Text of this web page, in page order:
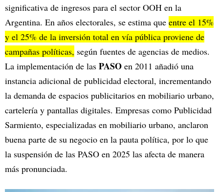
significativa de ingresos para el sector OOH en la
Argentina. En años electorales, se estima que entre el 15%
y el 25% de la inversión total en vía pública proviene de
campañas políticas, según fuentes de agencias de medios.
La implementación de las PASO en 2011 añadió una
instancia adicional de publicidad electoral, incrementando
la demanda de espacios publicitarios en mobiliario urbano,
cartelería y pantallas digitales. Empresas como Publicidad
Sarmiento, especializadas en mobiliario urbano, anclaron
buena parte de su negocio en la pauta política, por lo que
la suspensión de las PASO en 2025 las afecta de manera
más pronunciada.